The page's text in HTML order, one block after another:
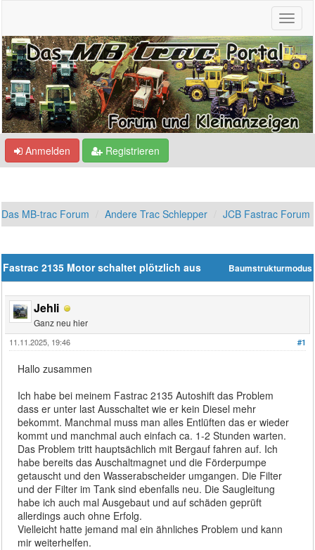
Anmelden Registrieren
Das MB-trac Forum Andere Trac Schlepper JCB Fastrac Forum
Baumstrukturmodus
Fastrac 2135 Motor schaltet plötzlich aus
Jehli
Ganz neu hier
#1
11.11.2025, 19:46
Hallo zusammen
Ich habe bei meinem Fastrac 2135 Autoshift das Problem
dass er unter last Ausschaltet wie er kein Diesel mehr
bekommt. Manchmal muss man alles Entlüften das er wieder
kommt und manchmal auch einfach ca. 1-2 Stunden warten.
Das Problem tritt hauptsächlich mit Bergauf fahren auf. Ich
habe bereits das Auschaltmagnet und die Förderpumpe
getauscht und den Wasserabscheider umgangen. Die Filter
und der Filter im Tank sind ebenfalls neu. Die Saugleitung
habe ich auch mal Ausgebaut und auf schäden geprüft
allerdings auch ohne Erfolg.
Vielleicht hatte jemand mal ein ähnliches Problem und kann
mir weiterhelfen.